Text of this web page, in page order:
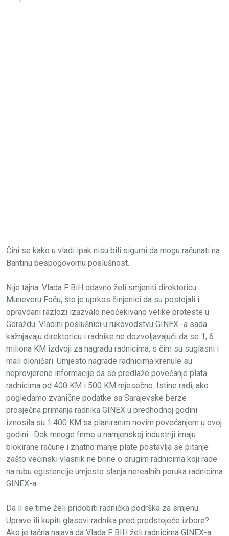
Čini se kako u vladi ipak nisu bili sigurni da mogu računati na
Bahtinu bespogovornu poslušnost.
Nije tajna. Vlada F BiH odavno želi smjeniti direktoricu
Muneveru Foču, što je uprkos činjenici da su postojali i
opravdani razlozi izazvalo neočekivano velike proteste u
Goraždu. Vladini poslušnici u rukovodstvu GINEX -a sada
kažnjavaju direktoricu i radnike ne dozvoljavajući da se 1, 6
miliona KM izdvoji za nagradu radnicima, s čim su suglasni i
mali dioničari. Umjesto nagrade radnicima krenule su
neprovjerene informacije da se predlaže povećanje plata
radnicima od 400 KM i 500 KM mjesečno. Istine radi, ako
pogledamo zvanične podatke sa Sarajevske berze
prosječna primanja radnika GINEX u predhodnoj godini
iznosila su 1.400 KM sa planiranim novim povećanjem u ovoj
godini. Dok mnoge firme u namjenskoj industriji imaju
blokirane račune i znatno manje plate postavlja se pitanje
zašto većinski vlasnik ne brine o drugim radnicima koji rade
na rubu egistencije umjesto slanja nerealnih poruka radnicima
GINEX-a.
Da li se time želi pridobiti radnička podrška za smjenu
Uprave ili kupiti glasovi radnika pred predstojeće izbore?
Ako je tačna najava da Vlada F BIH želi radnicima GINEX-a